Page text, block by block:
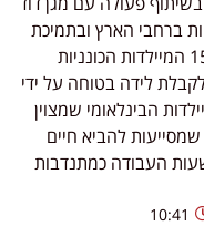
ברחבי הארץ ובתמיכת
הפדרציות של יהודי צפון אמריקה. 158 המיילדות הכונניות
לידה בטוחה על ידי
הבינלאומי שמצוין
להביא חיים
העבודה כמתנדבות
10:41